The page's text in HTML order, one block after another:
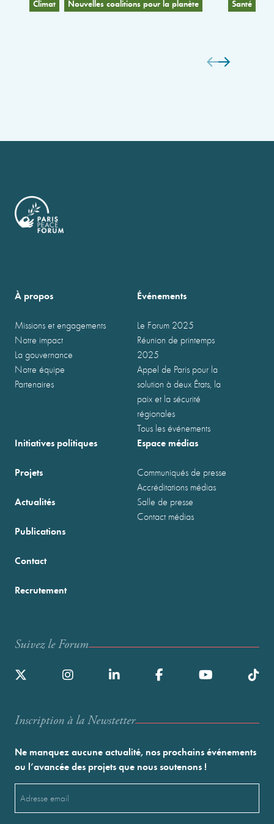
Climat Nouvelles coalitions pour la planète Santé
À propos
Missions et engagements
Notre impact
La gouvernance
Notre équipe
Partenaires
Événements
Le Forum 2025
Réunion de printemps
2025
Appel de Paris pour la
solution à deux États, la
paix et la sécurité
régionales
Tous les événements
Initiatives politiques
Projets
Actualités
Publications
Espace médias
Communiqués de presse
Accréditations médias
Salle de presse
Contact médias
Contact
Recrutement
Suivez le Forum
Inscription à la Newstetter
Ne manquez aucune actualité, nos prochains événements
ou l’avancée des projets que nous soutenons !
(Nécessaire)